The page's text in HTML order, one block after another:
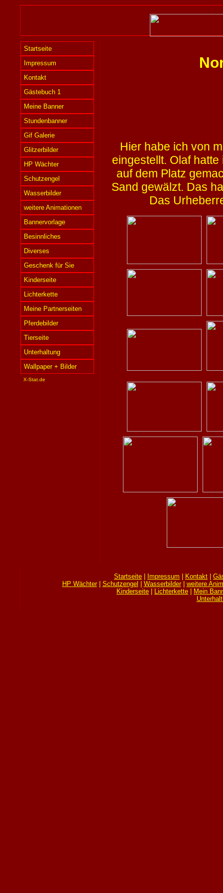
Startseite
Impressum
Kontakt
Gästebuch 1
Meine Banner
Stundenbanner
Gif Galerie
Glitzerbilder
HP Wächter
Schutzengel
Wasserbilder
weitere Animationen
Bannervorlage
Besinnliches
Diverses
Geschenk für Sie
Kinderseite
Lichterkette
Meine Partnerseiten
Pferdebilder
Tierseite
Unterhaltung
Wallpaper + Bilder
X-Stat.de
Hier habe ich von
eingestellt. Olaf
auf dem Platz
Sand gewälzt. Das
Das
Startseite Impressum Kontakt
HP Wächter| Schutzengel Wasserbilder| weitere
Kinderseite
Lichterkette
Mein